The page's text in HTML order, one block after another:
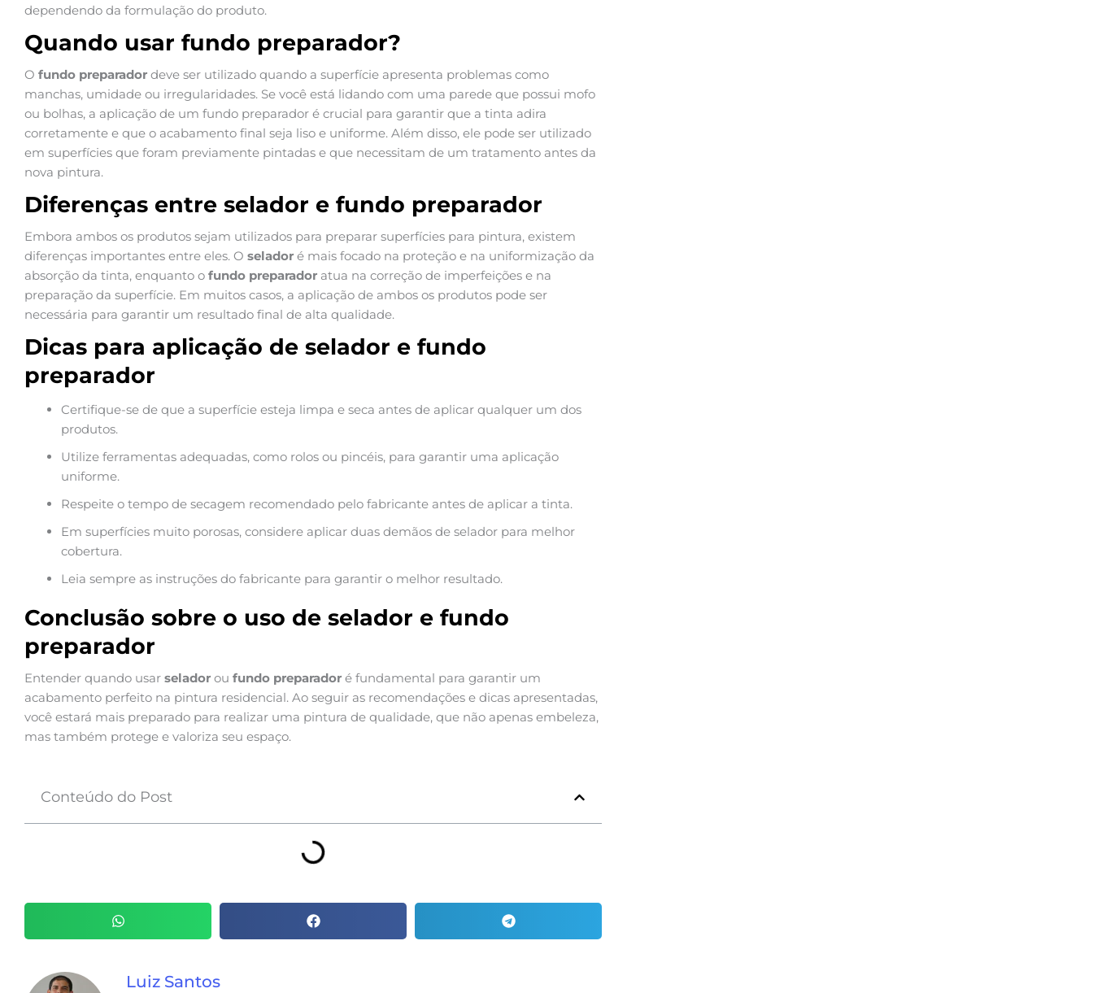
dependendo da formulação do produto.
Quando usar fundo preparador?
O fundo preparador deve ser utilizado quando a superfície apresenta problemas como
manchas, umidade ou irregularidades. Se você está lidando com uma parede que possui mofo
ou bolhas, a aplicação de um fundo preparador é crucial para garantir que a tinta adira
corretamente e que o acabamento final seja liso e uniforme. Além disso, ele pode ser utilizado
em superfícies que foram previamente pintadas e que necessitam de um tratamento antes da
nova pintura.
Diferenças entre selador e fundo preparador
Embora ambos os produtos sejam utilizados para preparar superfícies para pintura, existem
diferenças importantes entre eles. O selador é mais focado na proteção e na uniformização da
absorção da tinta, enquanto o fundo preparador atua na correção de imperfeições e na
preparação da superfície. Em muitos casos, a aplicação de ambos os produtos pode ser
necessária para garantir um resultado final de alta qualidade.
Dicas para aplicação de selador e fundo
preparador
Certifique-se de que a superfície esteja limpa e seca antes de aplicar qualquer um dos
produtos.
Utilize ferramentas adequadas, como rolos ou pincéis, para garantir uma aplicação
uniforme.
Respeite o tempo de secagem recomendado pelo fabricante antes de aplicar a tinta.
Em superfícies muito porosas, considere aplicar duas demãos de selador para melhor
cobertura.
Leia sempre as instruções do fabricante para garantir o melhor resultado.
Conclusão sobre o uso de selador e fundo
preparador
Entender quando usar selador ou fundo preparador é fundamental para garantir um
acabamento perfeito na pintura residencial. Ao seguir as recomendações e dicas apresentadas,
você estará mais preparado para realizar uma pintura de qualidade, que não apenas embeleza,
mas também protege e valoriza seu espaço.
Conteúdo do Post
Luiz Santos